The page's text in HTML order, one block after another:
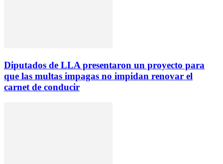
Diputados de LLA presentaron un proyecto para
que las multas impagas no impidan renovar el
carnet de conducir